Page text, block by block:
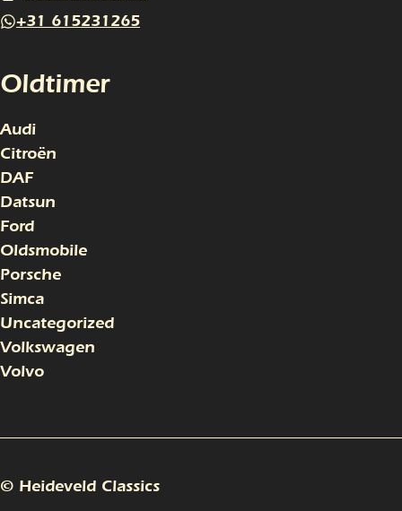
+31 615231265
Oldtimer
Audi
Citroën
DAF
Datsun
Ford
Oldsmobile
Porsche
Simca
Uncategorized
Volkswagen
Volvo
© Heideveld Classics